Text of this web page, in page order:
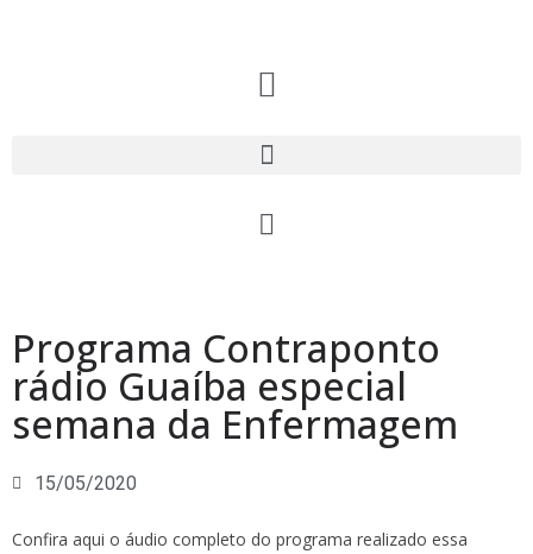
Programa Contraponto
rádio Guaíba especial
semana da Enfermagem
15/05/2020
Confira aqui o áudio completo do programa realizado essa